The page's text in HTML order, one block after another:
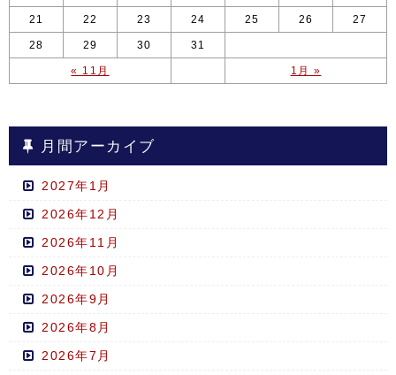
« 11月 1月 »
21 22 23 24 25 26 27
28 29 30 31
月間アーカイブ
2027年1月
2026年12月
2026年11月
2026年10月
2026年9月
2026年8月
2026年7月